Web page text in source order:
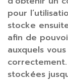
pour
stocke
afin de
auxquels
stockées